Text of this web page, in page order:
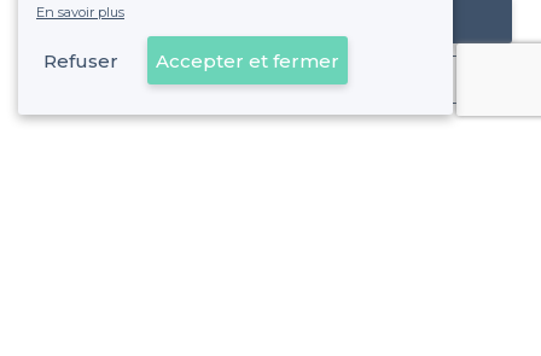
Référencer mon établissement
Déjà client
En savoir plus
Refuser Accepter et fermer